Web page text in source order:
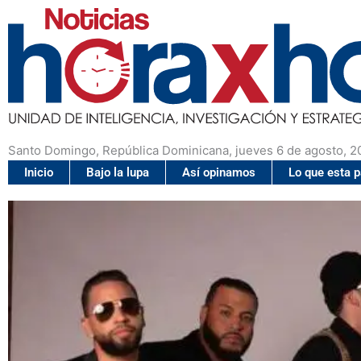
Santo Domingo, República Dominicana, jueves 6 de agosto,
Inicio Bajo la lupa Así opinamos Lo que esta